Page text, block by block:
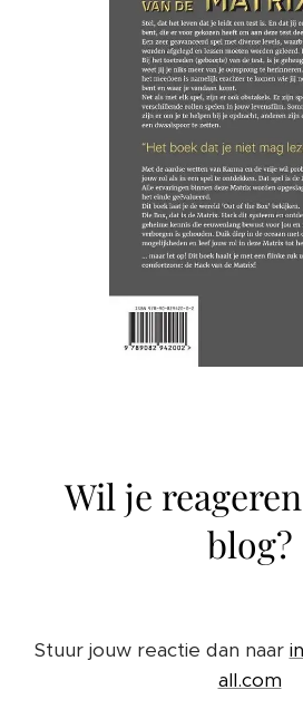
Wil je
blog?
Stuur jouw reactie dan naar
all.com